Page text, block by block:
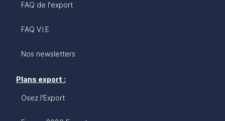
FAQ de l'export
FAQ V.I.E
Nos newsletters
Plans export :
Osez l'Export